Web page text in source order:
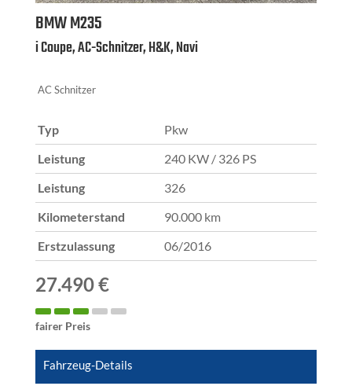
BMWM235
i Coupe, AC-Schnitzer, H&K, Navi
AC Schnitzer
Typ Pkw
Leistung 240 KW / 326 PS
Leistung 326
Kilometerstand 90.000 km
Erstzulassung 06/2016
27.490 €
fairer Preis
Fahrzeug-Details